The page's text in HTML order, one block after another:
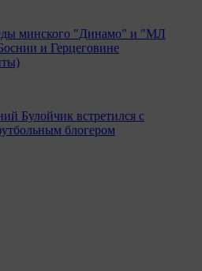
минского "Динамо" и "МЛ
и Герцеговине
Булойчик встретился с
блогером